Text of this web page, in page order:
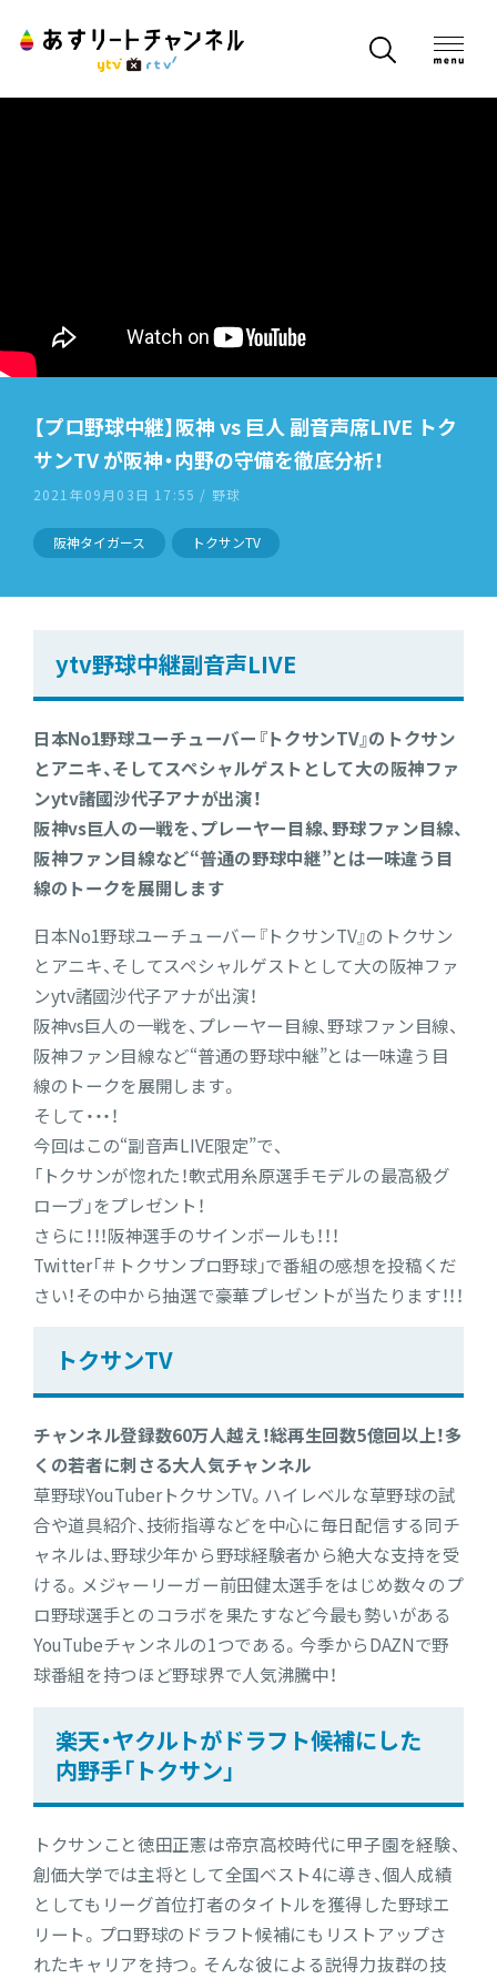
【プロ野球中継】阪神 vs 巨人 副音声席LIVE トク
サンTV が阪神・内野の守備を徹底分析！
2021年09月03日 17:55 / 野球
阪神タイガース トクサンTV
ytv野球中継副音声LIVE
日本No1野球ユーチューバー『トクサンTV』のトクサン
とアニキ、そしてスペシャルゲストとして大の阪神ファ
ンytv諸國沙代子アナが出演！
阪神vs巨人の一戦を、プレーヤー目線、野球ファン目線、
阪神ファン目線など“普通の野球中継”とは一味違う目
線のトークを展開します
日本No1野球ユーチューバー『トクサンTV』のトクサン
とアニキ、そしてスペシャルゲストとして大の阪神ファ
ンytv諸國沙代子アナが出演！
阪神vs巨人の一戦を、プレーヤー目線、野球ファン目線、
阪神ファン目線など“普通の野球中継”とは一味違う目
線のトークを展開します。
そして・・・！
今回はこの“副音声LIVE限定”で、
「トクサンが惚れた！軟式用糸原選手モデルの最高級グ
ローブ」をプレゼント！
さらに！！！阪神選手のサインボールも！！！
Twitter「＃トクサンプロ野球」で番組の感想を投稿くだ
さい！その中から抽選で豪華プレゼントが当たります！！！
トクサンTV
チャンネル登録数60万人越え！総再生回数5億回以上！多
くの若者に刺さる大人気チャンネル
草野球YouTuberトクサンTV。ハイレベルな草野球の試
合や道具紹介、技術指導などを中心に毎日配信する同チ
ャネルは、野球少年から野球経験者から絶大な支持を受
ける。メジャーリーガー前田健太選手をはじめ数々のプ
ロ野球選手とのコラボを果たすなど今最も勢いがある
YouTubeチャンネルの1つである。今季からDAZNで野
球番組を持つほど野球界で人気沸騰中！
楽天・ヤクルトがドラフト候補にした
内野手「トクサン」
トクサンこと徳田正憲は帝京高校時代に甲子園を経験、
創価大学では主将として全国ベスト4に導き、個人成績
としてもリーグ首位打者のタイトルを獲得した野球エ
リート。プロ野球のドラフト候補にもリストアップさ
れたキャリアを持つ。そんな彼による説得力抜群の技